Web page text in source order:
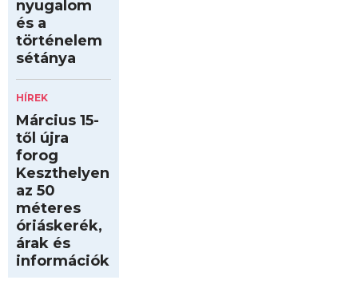
nyugalom
és a
történelem
sétánya
HÍREK
Március 15-
től újra
forog
Keszthelyen
az 50
méteres
óriáskerék,
árak és
információk